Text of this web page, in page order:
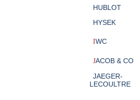
HUBLOT
HYSEK
IWC
JACOB & CO
JAEGER-
LECOULTRE